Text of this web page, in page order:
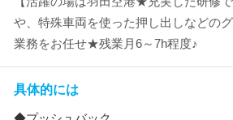
や、特殊車両を使った押し出しなどの
業務をお任せ★残業月6～7h程度♪
具体的には